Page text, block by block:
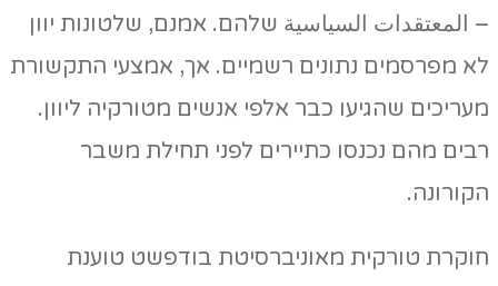
– المعتقدات السياسية שלהם. אמנם, שלטונות יוון
לא מפרסמים נתונים רשמיים. אך, אמצעי התקשורת
מעריכים שהגיעו כבר אלפי אנשים מטורקיה ליוון.
רבים מהם נכנסו כתיירים לפני תחילת משבר
הקורונה.
חוקרת טורקית מאוניברסיטת בודפשט טוענת